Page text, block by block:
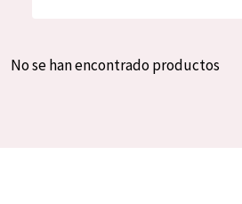
Spanish
No se han encontrado productos